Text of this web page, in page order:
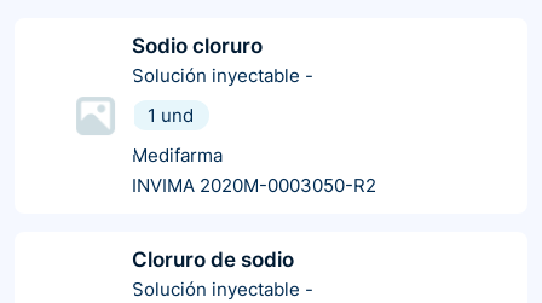
Sodio cloruro
Solución inyectable -
1 und
Medifarma
INVIMA 2020M-0003050-R2
Cloruro de sodio
Solución inyectable -